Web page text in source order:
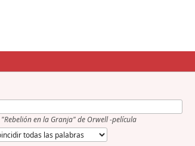
"Rebelión en la Granja" de Orwell -película